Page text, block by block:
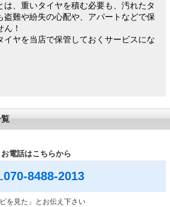
は、重いタイヤを積む必要も、汚れたタ
盗難や紛失の心配や、アパートなどで保
！
イヤを当店で保管しておくサービスにな
お電話はこちらから
070-8488-2013
を見た」とお伝え下さい